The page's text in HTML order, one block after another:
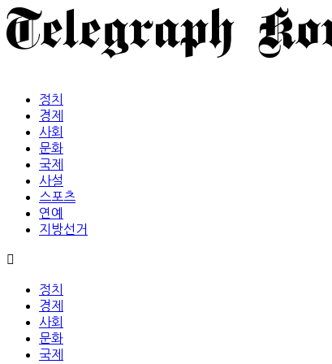
정치
경제
사회
문화
국제
사설
스포츠
연예
지방선거
정치
경제
사회
문화
국제